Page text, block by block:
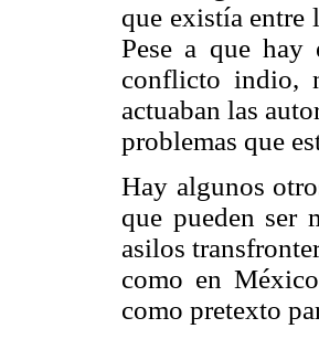
que existía entre
Pese a que hay
conflicto indio,
actuaban las
problemas que
Hay algunos
que pueden ser
asilos
como en
como pretexto